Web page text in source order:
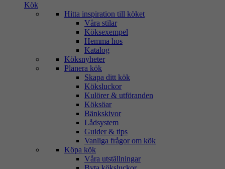
Kök
Hitta inspiration till köket
Våra stilar
Köksexempel
Hemma hos
Katalog
Köksnyheter
Planera kök
Skapa ditt kök
Köksluckor
Kulörer & utföranden
Köksöar
Bänkskivor
Lådsystem
Guider & tips
Vanliga frågor om kök
Köpa kök
Våra utställningar